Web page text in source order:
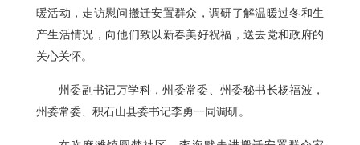
暖活动，走访慰问搬迁安置群众，调研了解温暖过冬和生
产生活情况，向他们致以新春美好祝福，送去党和政府的
关心关怀。
州委副书记万学科，州委常委、州委秘书长杨福波，
州委常委、积石山县委书记李勇一同调研。